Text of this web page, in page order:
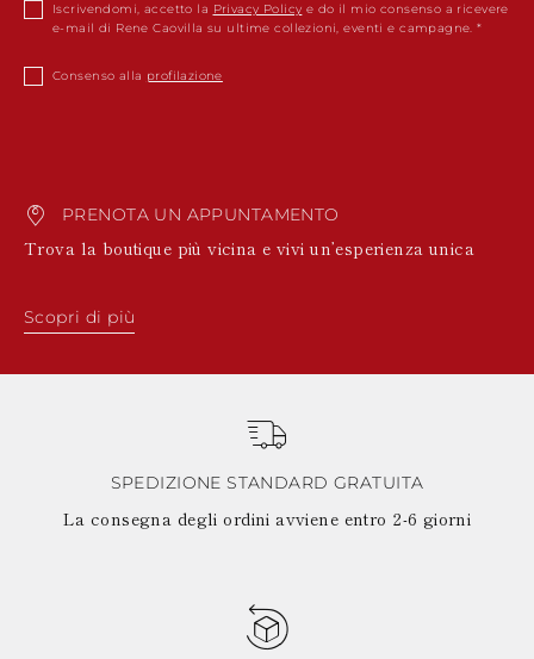
Iscrivendomi, accetto la Privacy Policy e do il mio consenso a ricevere
e-mail di Rene Caovilla su ultime collezioni, eventi e campagne.
Consenso alla profilazione
PRENOTA UN APPUNTAMENTO
Trova la boutique più vicina e vivi un’esperienza unica
Scopri di più
SPEDIZIONE STANDARD GRATUITA
La consegna degli ordini avviene entro 2-6 giorni